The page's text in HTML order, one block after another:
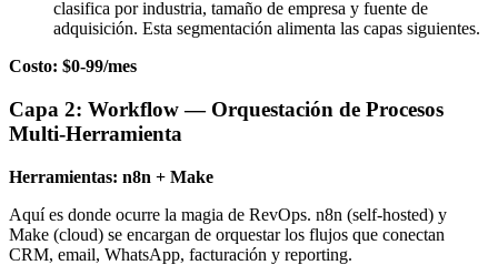
clasifica por industria, tamaño de empresa y fuente de
adquisición. Esta segmentación alimenta las capas siguientes.
Costo: $0-99/mes
Capa 2: Workflow — Orquestación de Procesos
Multi-Herramienta
Herramientas: n8n + Make
Aquí es donde ocurre la magia de RevOps. n8n (self-hosted) y
Make (cloud) se encargan de orquestar los flujos que conectan
CRM, email, WhatsApp, facturación y reporting.